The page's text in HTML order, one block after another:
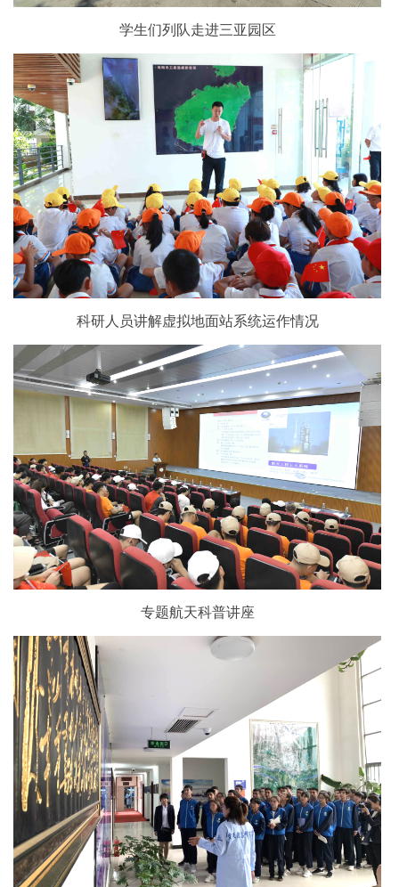
学生们列队走进三亚园区
科研人员讲解虚拟地面站系统运作情况
专题航天科普讲座